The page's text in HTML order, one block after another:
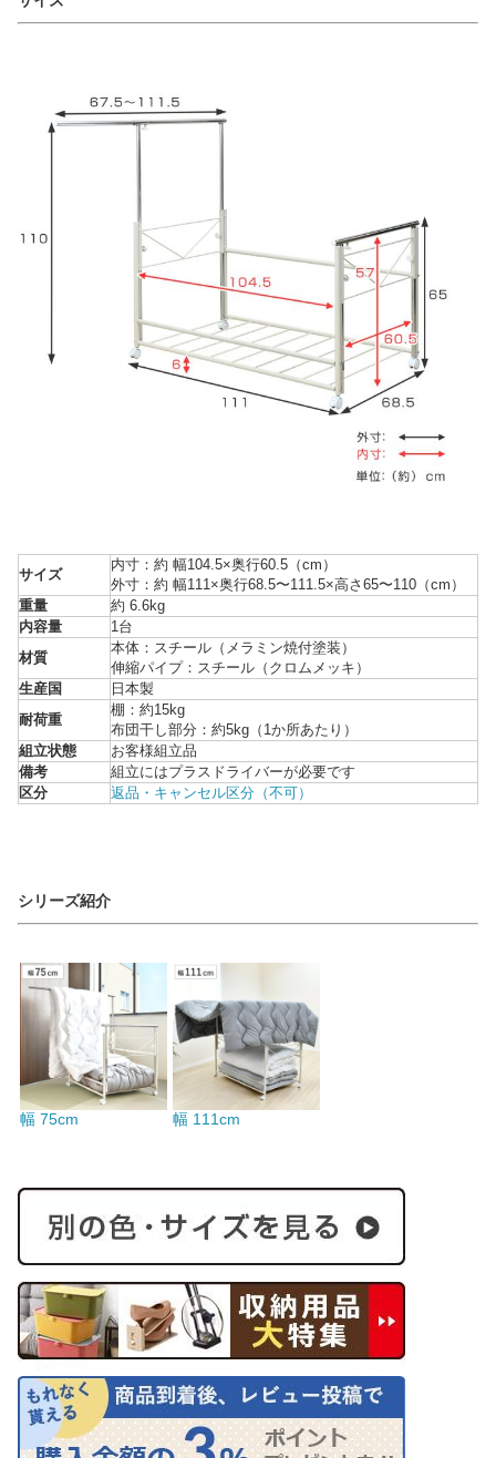
サイズ
内寸：約 幅104.5×奥行60.5（cm）
外寸：約 幅111×奥行68.5〜111.5×高さ65〜110（cm）
重量
約 6.6kg
内容量
1台
材質
本体：スチール（メラミン焼付塗装）
伸縮パイプ：スチール（クロムメッキ）
生産国
日本製
耐荷重
棚：約15kg
布団干し部分：約5kg（1か所あたり）
組立状態
お客様組立品
備考
組立にはプラスドライバーが必要です
区分
返品・キャンセル区分（不可）
シリーズ紹介
幅 75cm 幅 111cm